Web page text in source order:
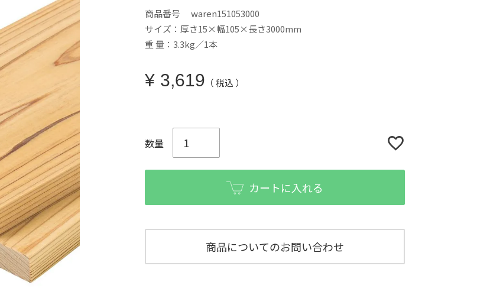
商品番号
waren151053000
サイズ：厚さ15×幅105×長さ3000mm
重 量：3.3kg／1本
¥ 3,619 税込
カートに入れる
商品についてのお問い合わせ